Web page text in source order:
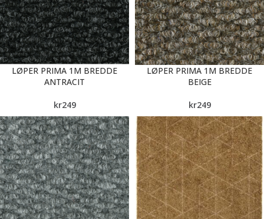
LØPER PRIMA 1M BREDDE
ANTRACIT
kr249
LØPER PRIMA 1M BREDDE
BEIGE
kr249